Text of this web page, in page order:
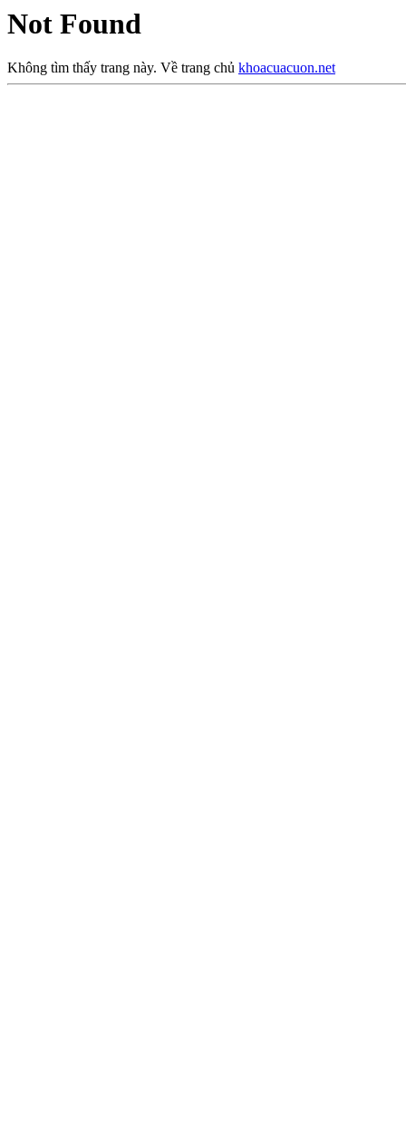
Not Found
Không tìm thấy trang này. Về trang chủ khoacuacuon.net